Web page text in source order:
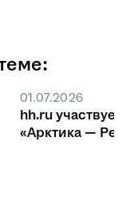
01.07.2026
hh.ru
«Арктика —